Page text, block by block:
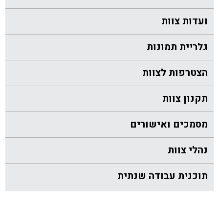
ועדות צוות
גלריית תמונות
הצטרפות לצוות
תקנון צוות
מסמכים ואישורים
נהלי צוות
תוכנית עבודה שנתית